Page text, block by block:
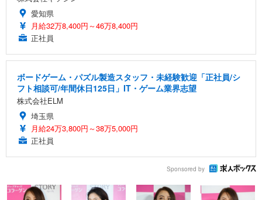
愛知県
月給32万8,400円～46万8,400円
正社員
ボードゲーム・パズル製造スタッフ・未経験歓迎「正社員/シ
フト相談可/年間休日125日」IT・ゲーム業界志望
株式会社ELM
埼玉県
月給24万3,800円～38万5,000円
正社員
Sponsored by